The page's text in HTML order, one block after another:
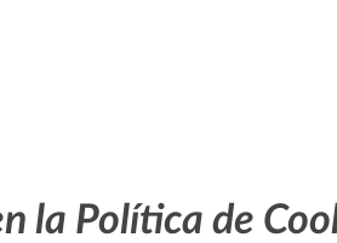
la Política de